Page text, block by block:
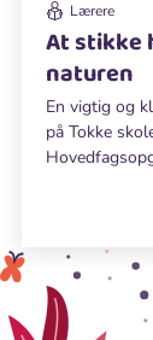
Lærere
At stikke
naturen
En vigtig og
på Tokke